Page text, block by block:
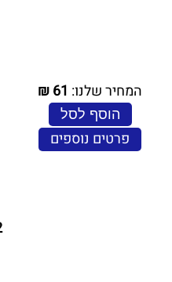
המחיר שלנו: 61
₪
הוסף לסל
פרטים נוספים